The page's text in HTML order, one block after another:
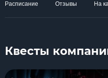
Расписание Отзывы На
Квесты